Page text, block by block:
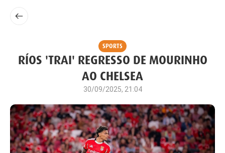
SPORTS
RÍOS 'TRAI' REGRESSO DE MOURINHO
AO CHELSEA
30/09/2025, 21:04